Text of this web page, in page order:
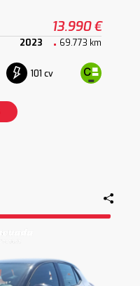
13.990 €
2023 69.773 km
101 cv